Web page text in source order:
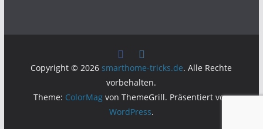
Copyright © 2026 smarthome-tricks.de. Alle Rechte
vorbehalten.
Theme: ColorMagvon ThemeGrill. Präsentiert von
WordPress.